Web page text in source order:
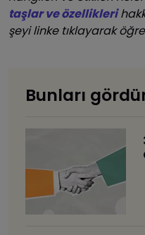
taşlar ve özellikleri
şeyi linke tıklayarak
Bunları